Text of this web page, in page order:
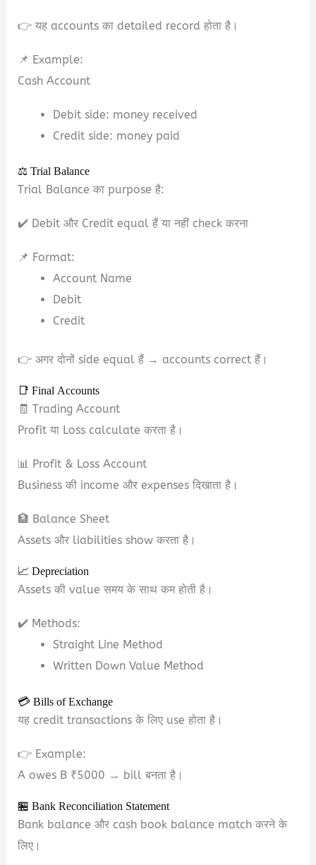
👉 यह accounts का detailed record होता है।
📌 Example:
Cash Account
Debit side: money received
Credit side: money paid
⚖️ Trial Balance
Trial Balance का purpose है:
✔️ Debit और Credit equal हैं या नहीं check करना
📌 Format:
Account Name
Debit
Credit
👉 अगर दोनों side equal हैं → accounts correct हैं।
📑 Final Accounts
🧾 Trading Account
Profit या Loss calculate करता है।
📊 Profit & Loss Account
Business की income और expenses दिखाता है।
🏦 Balance Sheet
Assets और liabilities show करता है।
📈 Depreciation
Assets की value समय के साथ कम होती है।
✔️ Methods:
Straight Line Method
Written Down Value Method
💳 Bills of Exchange
यह credit transactions के लिए use होता है।
👉 Example:
A owes B ₹5000 → bill बनता है।
🏪 Bank Reconciliation Statement
Bank balance और cash book balance match करने के
लिए।